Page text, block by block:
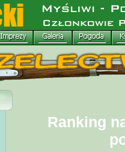
Ranking